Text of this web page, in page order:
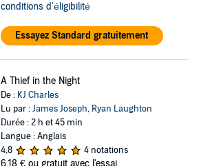
conditions d'éligibilité
Essayez Standard gratuitement
A Thief in the Night
De : KJ Charles
Lu par :James Joseph, Ryan Laughton
Durée : 2 h et 45 min
Langue : Anglais
4,8
4 notations
6,18 € ou gratuit avec l'essai.